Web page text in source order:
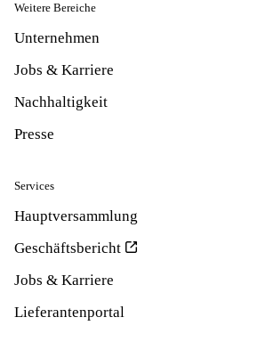
Weitere Bereiche
Unternehmen
Jobs & Karriere
Nachhaltigkeit
Presse
Services
Hauptversammlung
Geschäftsbericht
Jobs & Karriere
Lieferantenportal